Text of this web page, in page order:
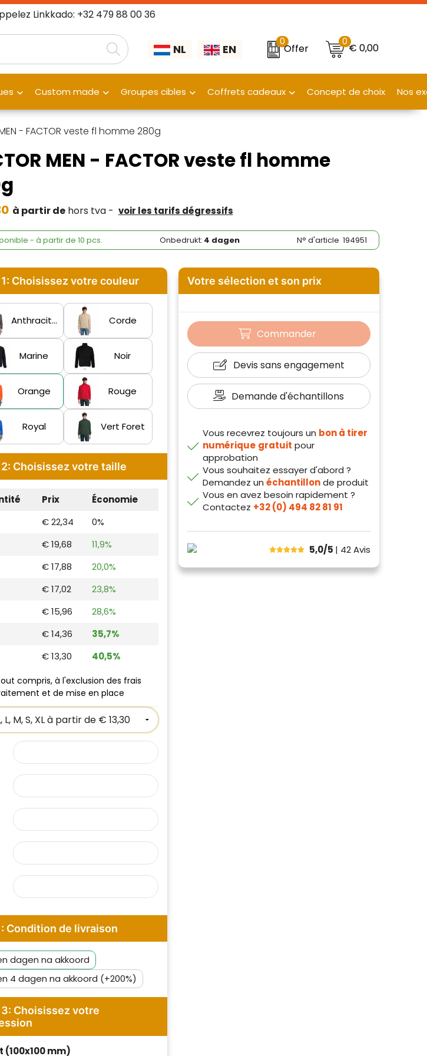
Linkkado: +32 479 88 00 36
NL EN
0
Offer
0€ 0,00
Custom made Groupes cibles Coffrets cadeaux Concept de choix Nos
- FACTOR veste fl homme 280g
MEN - FACTOR veste fl homme
à partir dehors tva - voir les tarifs dégressifs
- à partir de 10 pcs. Onbedrukt: 4 dagen N° d'article 194951
Choisissez votre couleur
Anthracite Corde
Marine Noir
Orange Rouge
Royal Vert Foret
2: Choisissez votre taille
Prix
Économie
€ 22,34
0%
€ 19,68
11,9%
€ 17,88
20,0%
€ 17,02
23,8%
€ 15,96
28,6%
€ 14,36
35,7%
€ 13,30 40,5%
compris, à l'exclusion des frais
et de mise en place
Condition de livraison
dagen na akkoord
4 dagen na akkoord (+200%)
Choisissez votre
(100x100 mm)
Votre sélection et son prix
Commander
Devis sans engagement
Demande d'échantillons
Vous recevrez toujours un bon à tirer
numérique gratuit pour
approbation
Vous souhaitez essayer d'abord ?
Demandez un échantillonde produit
Vous en avez besoin rapidement ?
Contactez +32 (0) 494 82 81 91
5,0/5 | 42Avis
laten zien
het
behoeften